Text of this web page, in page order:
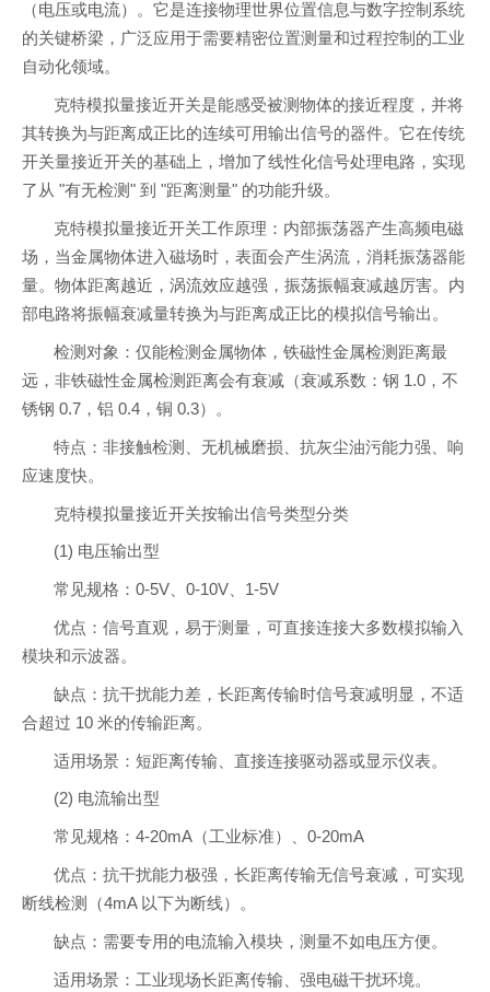
（电压或电流）。它是连接物理世界位置信息与数字控制系统
的关键桥梁，广泛应用于需要精密位置测量和过程控制的工业
自动化领域。
克特模拟量接近开关是能感受被测物体的接近程度，并将
其转换为与距离成正比的连续可用输出信号的器件。它在传统
开关量接近开关的基础上，增加了线性化信号处理电路，实现
了从 "有无检测" 到 "距离测量" 的功能升级。
克特模拟量接近开关工作原理：内部振荡器产生高频电磁
场，当金属物体进入磁场时，表面会产生涡流，消耗振荡器能
量。物体距离越近，涡流效应越强，振荡振幅衰减越厉害。内
部电路将振幅衰减量转换为与距离成正比的模拟信号输出。
检测对象：仅能检测金属物体，铁磁性金属检测距离最
远，非铁磁性金属检测距离会有衰减（衰减系数：钢 1.0，不
锈钢 0.7，铝 0.4，铜 0.3）。
特点：非接触检测、无机械磨损、抗灰尘油污能力强、响
应速度快。
克特模拟量接近开关按输出信号类型分类
(1) 电压输出型
常见规格：0-5V、0-10V、1-5V
优点：信号直观，易于测量，可直接连接大多数模拟输入
模块和示波器。
缺点：抗干扰能力差，长距离传输时信号衰减明显，不适
合超过 10 米的传输距离。
适用场景：短距离传输、直接连接驱动器或显示仪表。
(2) 电流输出型
常见规格：4-20mA（工业标准）、0-20mA
优点：抗干扰能力极强，长距离传输无信号衰减，可实现
断线检测（4mA 以下为断线）。
缺点：需要专用的电流输入模块，测量不如电压方便。
适用场景：工业现场长距离传输、强电磁干扰环境。